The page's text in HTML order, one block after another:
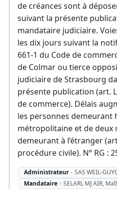
de créances sont à
suivant la présente
mandataire judiciaire.
les dix jours suivant la
661-1 du Code de
de Colmar ou tierce
judiciaire de Strasbourg
présente publication (art.
de commerce). Délais
les personnes demeurant
métropolitaine et de deux
demeurant à l’étranger
procédure civile). N° RG :
Administrateur - SAS WEIL-
Mandataire - SELARL MJ AIR,